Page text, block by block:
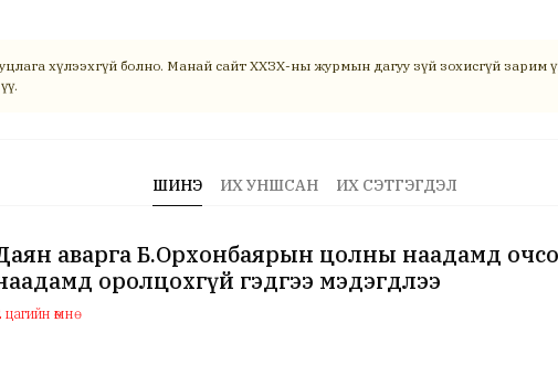
хүлээхгүй болно. Манай сайт ХХЗХ-ны журмын дагуу зүй зохисгүй зарим
ШИНЭ ИХ УНШСАН ИХ СЭТГЭГДЭЛ
аварга Б.Орхонбаярын цолны наадамд
оролцохгүй гэдгээ мэдэгдлээ
цагийн өмнө